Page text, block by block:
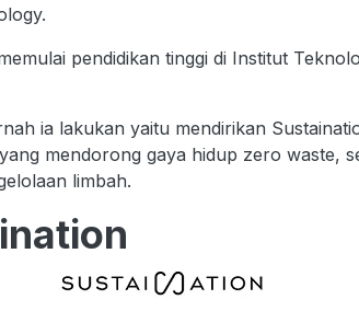
pendidikan tinggi di Institut
ia lakukan yaitu mendirikan
mendorong gaya hidup zero waste,
limbah.